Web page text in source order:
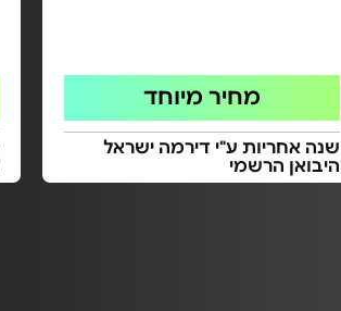
מחיר מיוחד
שנה אחריות ע"י דירמה ישראל
היבואן הרשמי